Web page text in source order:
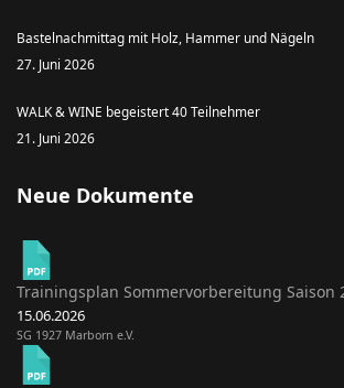
Bastelnachmittag mit Holz, Hammer und Nägeln
27. Juni 2026
WALK & WINE begeistert 40 Teilnehmer
21. Juni 2026
Neue Dokumente
Trainingsplan Sommervorbereitung Saison
15.06.2026
SG 1927 Marborn e.V.